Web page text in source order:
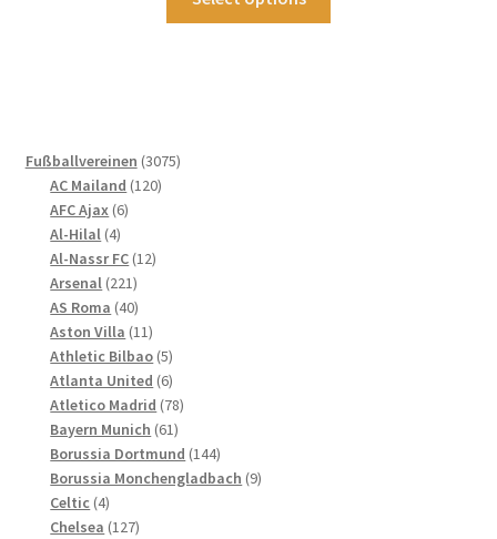
Fußballvereinen 30753075
AC Mailand 120120
AFC Ajax 66
Al-Hilal 44
Produkte
Al-Nassr FC 1212
Arsenal 221221
Produkte
AS Roma 4040
Produkte
Aston Villa 1111
Produkte
Athletic Bilbao 55
Produkte
Atlanta United 66
Produkte
Atletico Madrid 7878
Bayern Munich 6161
Produkte
Borussia Dortmund 144144
Produkte
Borussia Monchengladbach 99
Celtic 44
Produkte
Chelsea 127127